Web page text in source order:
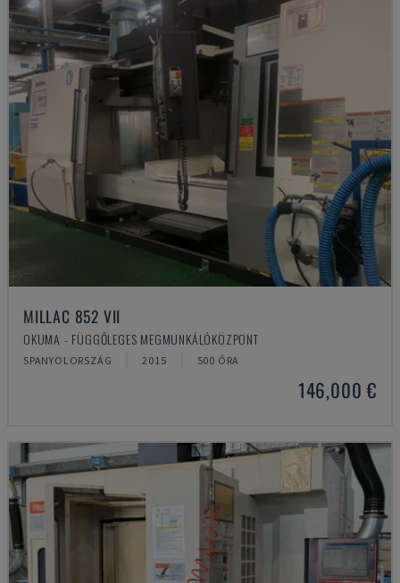
MILLAC 852 VII
OKUMA - FÜGGŐLEGES MEGMUNKÁLÓKÖZPONT
SPANYOLORSZÁG 2015 500 ÓRA
146,000 €